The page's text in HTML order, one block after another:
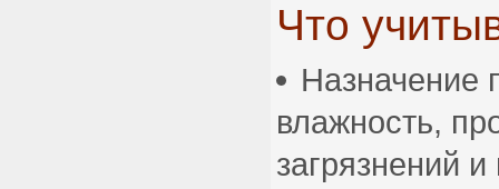
Что
Назначение
влажность,
загрязнений